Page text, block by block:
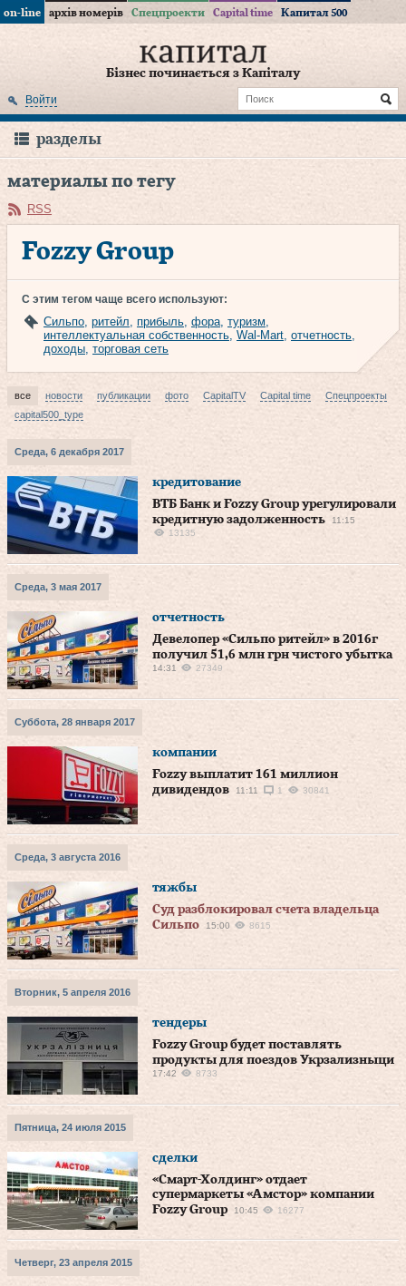
on-line архів номерів Спецпроекти Capital time Капитал 500
Бізнес починається з Капіталу
Войти
разделы
материалы по тегу
RSS
Fozzy Group
С этим тегом чаще всего используют:
Сильпо, ритейл, прибыль, фора, туризм,
интеллектуальная собственность, Wal-Mart, отчетность,
доходы, торговая сеть
все новости публикации фото CapitalTV Capital time
Спецпроекты
capital500_type
Среда, 6 декабря 2017
кредитование
ВТБ Банк и Fozzy Group урегулировали
кредитную задолженность
11:15
13135
Среда, 3 мая 2017
отчетность
Девелопер «Сильпо ритейл» в 2016г
получил 51,6 млн грн чистого убытка
14:31 27349
Суббота, 28 января 2017
компании
Fozzy выплатит 161 миллион
дивидендов
11:11 1 30841
Среда, 3 августа 2016
тяжбы
Суд разблокировал счета владельца
Сильпо
15:00 8615
Вторник, 5 апреля 2016
тендеры
Fozzy Group будет поставлять
продукты для поездов Укрзализныци
17:42 8733
Пятница, 24 июля 2015
сделки
«Смарт-Холдинг» отдает
супермаркеты «Амстор» компании
Fozzy Group
10:45 16277
Четверг, 23 апреля 2015